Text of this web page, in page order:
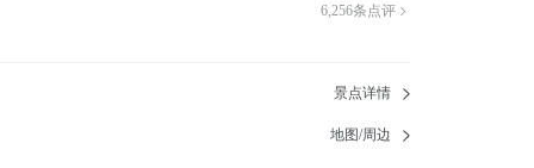
6,256条点评 
景点详情
地图/周边